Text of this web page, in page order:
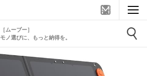
［ムーブー］
モノ選びに、もっと納得を。